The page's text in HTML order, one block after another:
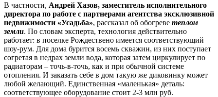
В частности, Андрей Хазов, заместитель исполнительного
директора по работе с партнерами агентства эксклюзивной
недвижимости «Усадьба», рассказал об обогреве теплом
земли. По словам эксперта, технология действительно
работает: в поселке Рождествено имеется соответствующий
шоу-рум. Для дома бурится восемь скважин, из них поступает
согретая в недрах земли вода, которая затем циркулирует по
радиаторам – точь-в-точь, как и при обычной системе
отопления. И заказать себе в дом такую же диковинку может
любой желающий. Единственная «маленькая» деталь:
соответствующее оборудование стоит 2-3 млн руб.